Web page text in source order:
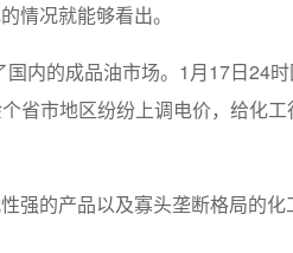
情况就能够看出。
内的成品油市场。1月17日24
省市地区纷纷上调电价，给化
强的产品以及寡头垄断格局的